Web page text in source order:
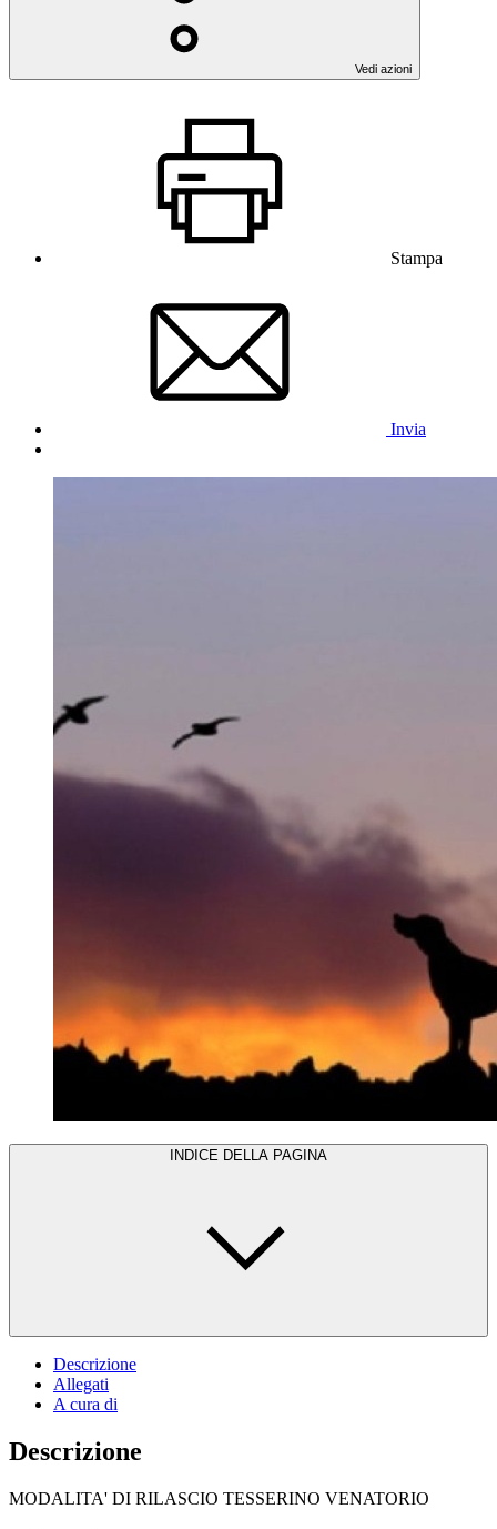
Vedi azioni
Stampa
Invia
INDICE DELLA PAGINA
Descrizione
Allegati
A cura di
Descrizione
MODALITA' DI RILASCIO TESSERINO VENATORIO